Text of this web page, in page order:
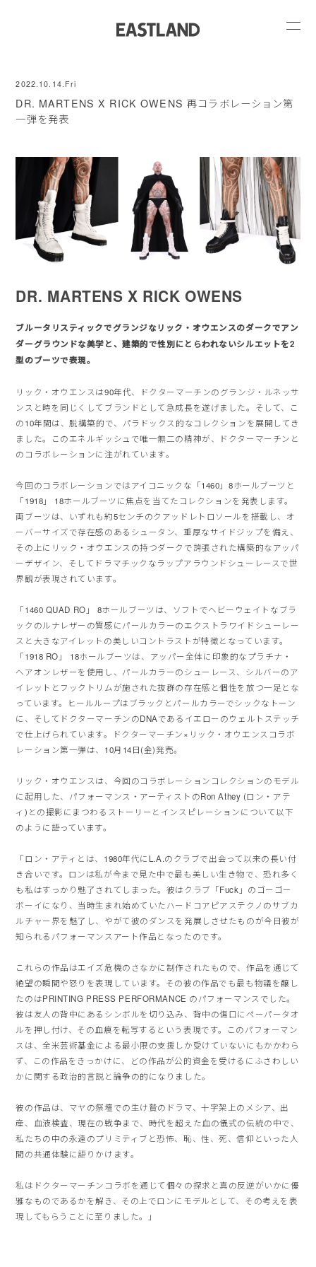
2022.10.14.Fri
DR. MARTENS X RICK OWENS 再コラボレーション第
一弾を発表
DR. MARTENS X RICK OWENS
ブルータリスティックでグランジなリック・オウエンスのダークでアン
ダーグラウンドな美学と、建築的で性別にとらわれないシルエットを2
型のブーツで表現。
リック・オウエンスは90年代、ドクターマーチンのグランジ・ルネッサ
ンスと時を同じくしてブランドとして急成長を遂げました。そして、こ
の10年間は、脱構築的で、パラドックス的なコレクションを展開してき
ました。このエネルギッシュで唯一無二の精神が、ドクターマーチンと
のコラボレーションに注がれています。
今回のコラボレーションではアイコニックな「1460」8ホールブーツと
「1918」 18ホールブーツに焦点を当てたコレクションを発表します。
両ブーツは、いずれも約5センチのクアッドレトロソールを搭載し、オ
ーバーサイズで存在感のあるシュータン、重厚なサイドジップを備え、
その上にリック・オウエンスの持つダークで誇張された構築的なアッパ
ーデザイン、そしてドラマチックなラップアラウンドシューレースで世
界観が表現されています。
「1460 QUAD RO」 8ホールブーツは、ソフトでヘビーウェイトなブラ
ックのルナレザーの質感にパールカラーのエクストラワイドシューレー
スと大きなアイレットの美しいコントラストが特徴となっています。
「1918 RO」 18ホールブーツは、アッパー全体に印象的なプラチナ・
ヘアオンレザーを使用し、パールカラーのシューレース、シルバーのア
イレットとフックトリムが施された抜群の存在感と個性を放つ一足とな
っています。ヒールループはブラックとパールカラーでシックなトーン
に、そしてドクターマーチンのDNAであるイエローのウェルトステッチ
で仕上げられています。ドクターマーチン×リック・オウエンスコラボ
レーション第一弾は、10月14日(金)発売。
リック・オウエンスは、今回のコラボレーションコレクションのモデル
に起用した、パフォーマンス・アーティストのRon Athey (ロン・アテ
ィ)との撮影にまつわるストーリーとインスピレーションについて以下
のように語っています。
「ロン・アティとは、1980年代にL.A.のクラブで出会って以来の長い付
き合いです。ロンは私が今まで見た中で最も美しい生き物で、恐れ多く
も私はすっかり魅了されてしまった。彼はクラブ「Fuck」のゴーゴー
ボーイになり、当時生まれ始めていたハードコアピアステクノのサブカ
ルチャー界を魅了し、やがて彼のダンスを発展しさせたものが今日彼が
知られるパフォーマンスアート作品となったのです。
これらの作品はエイズ危機のさなかに制作されたもので、作品を通じて
絶望の瞬間や怒りを表現しています。その彼の作品でも最も物議を醸し
たのはPRINTING PRESS PERFORMANCE のパフォーマンスでした。
彼は友人の背中にあるシンボルを切り込み、背中の傷口にペーパータオ
ルを押し付け、その血痕を転写するという表現です。このパフォーマン
スは、全米芸術基金による最小限の支援しか受けていないにもかかわら
ず、この作品をきっかけに、どの作品が公的資金を受けるにふさわしい
かに関する政治的言説と論争の的になりました。
彼の作品は、マヤの祭壇での生け贄のドラマ、十字架上のメシア、出
産、血液検査、現在の戦争まで、時代を超えた血の儀式の伝統の中で、
私たちの中の永遠のプリミティブと恐怖、恥、性、死、信仰といった人
間の共通体験に語りかけます。
私はドクターマーチンコラボを通じて個々の探求と真の反逆がいかに優
雅なものであるかを解き、その上でロンにモデルとして、その考えを表
現してもらうことに至りました。」